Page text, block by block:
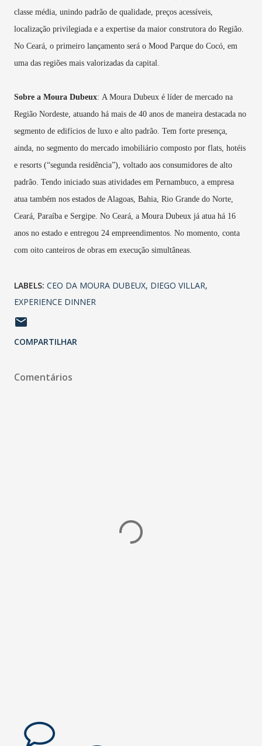
classe média, unindo padrão de qualidade, preços acessíveis,
localização privilegiada e a expertise da maior construtora do Região.
No Ceará, o primeiro lançamento será o Mood Parque do Cocó, em
uma das regiões mais valorizadas da capital.
Sobre a Moura Dubeux: A Moura Dubeux é líder de mercado na
Região Nordeste, atuando há mais de 40 anos de maneira destacada no
segmento de edifícios de luxo e alto padrão. Tem forte presença,
ainda, no segmento do mercado imobiliário composto por flats, hotéis
e resorts (“segunda residência”), voltado aos consumidores de alto
padrão. Tendo iniciado suas atividades em Pernambuco, a empresa
atua também nos estados de Alagoas, Bahia, Rio Grande do Norte,
Ceará, Paraíba e Sergipe. No Ceará, a Moura Dubeux já atua há 16
anos no estado e entregou 24 empreendimentos. No momento, conta
com oito canteiros de obras em execução simultâneas.
LABELS: CEO DA MOURA DUBEUX DIEGO VILLAR
EXPERIENCE DINNER
COMPARTILHAR
Comentários